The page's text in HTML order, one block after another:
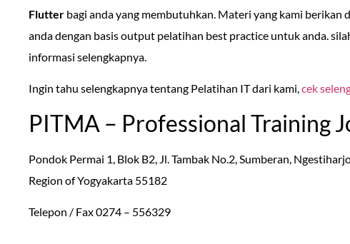
Flutter bagi anda yang membutuhkan. Materi yang kami berikan
anda dengan basis output pelatihan best practice untuk anda.
informasi selengkapnya.
Ingin tahu selengkapnya tentang Pelatihan IT dari kami,cek
PITMA – Professional Training
Pondok Permai 1, Blok B2, Jl. Tambak No.2, Sumberan,
Region of Yogyakarta 55182
Telepon / Fax 0274 – 556329